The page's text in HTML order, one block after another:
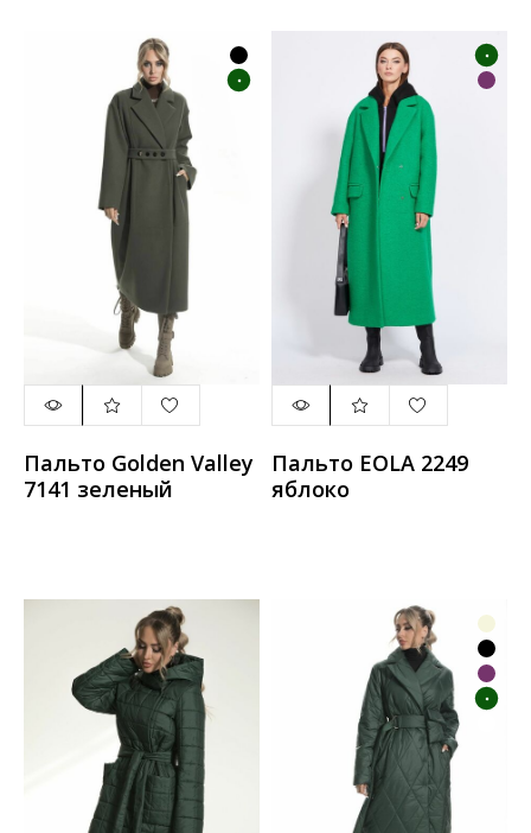
Пальто Golden Valley
7141 зеленый
Пальто EOLA 2249
яблоко